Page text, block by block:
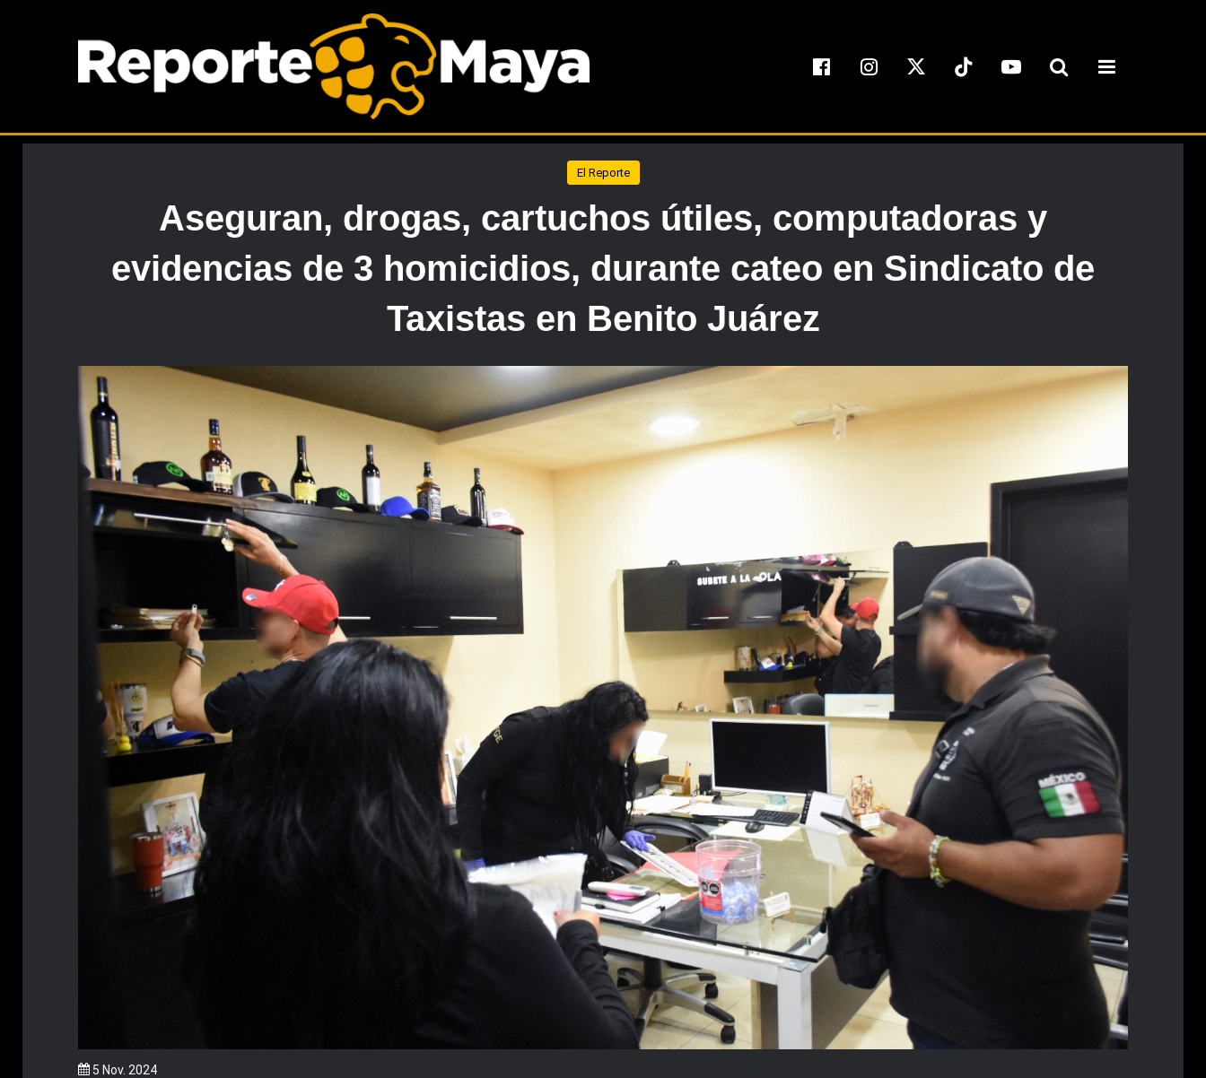
El Reporte
Aseguran, drogas, cartuchos útiles, computadoras y
evidencias de 3 homicidios, durante cateo en Sindicato de
Taxistas en Benito Juárez
5 Nov. 2024